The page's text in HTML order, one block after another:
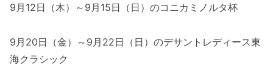
9月12日（木）～9月15日（日）のコニカミノルタ杯
9月20日（金）～9月22日（日）のデサントレディース東
海クラシック